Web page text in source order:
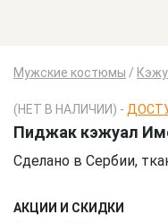
Мужские костюмы /
(НЕТ В НАЛИЧИИ) -
Пиджак кэжуал
Сделано в Сербии,
АКЦИИ И СКИДКИ